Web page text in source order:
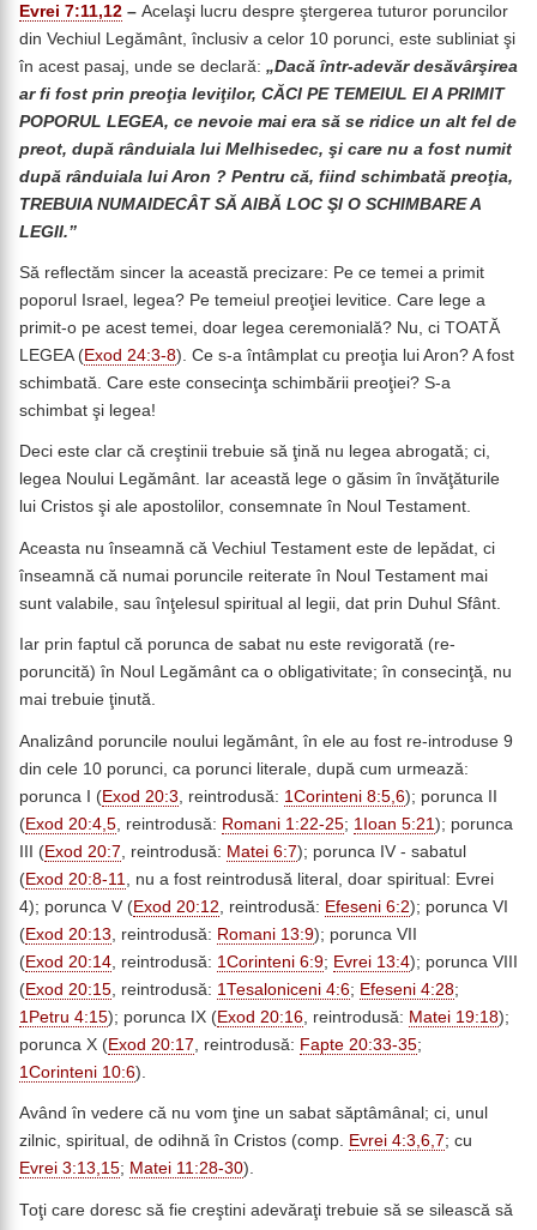
Evrei 7:11,12 – Acelaşi lucru despre ştergerea tuturor poruncilor
din Vechiul Legământ, înclusiv a celor 10 porunci, este subliniat şi
în acest pasaj, unde se declară: „Dacă într-adevăr desăvârşirea
ar fi fost prin preoţia leviţilor, CĂCI PE TEMEIUL EI A PRIMIT
POPORUL LEGEA, ce nevoie mai era să se ridice un alt fel de
preot, după rânduiala lui Melhisedec, şi care nu a fost numit
după rânduiala lui Aron ? Pentru că, fiind schimbată preoţia,
TREBUIA NUMAIDECÂT SĂ AIBĂ LOC ŞI O SCHIMBARE A
LEGII.”
Să reflectăm sincer la această precizare: Pe ce temei a primit
poporul Israel, legea? Pe temeiul preoţiei levitice. Care lege a
primit-o pe acest temei, doar legea ceremonială? Nu, ci TOATĂ
LEGEA (Exod 24:3-8). Ce s-a întâmplat cu preoţia lui Aron? A fost
schimbată. Care este consecinţa schimbării preoţiei? S-a
schimbat şi legea!
Deci este clar că creştinii trebuie să ţină nu legea abrogată; ci,
legea Noului Legământ. Iar această lege o găsim în învăţăturile
lui Cristos şi ale apostolilor, consemnate în Noul Testament.
Aceasta nu înseamnă că Vechiul Testament este de lepădat, ci
înseamnă că numai poruncile reiterate în Noul Testament mai
sunt valabile, sau înţelesul spiritual al legii, dat prin Duhul Sfânt.
Iar prin faptul că porunca de sabat nu este revigorată (re-
poruncită) în Noul Legământ ca o obligativitate; în consecinţă, nu
mai trebuie ţinută.
Analizând poruncile noului legământ, în ele au fost re-introduse 9
din cele 10 porunci, ca porunci literale, după cum urmează:
porunca I (Exod 20:3 , reintrodusă: 1Corinteni 8:5,6); porunca II
(Exod 20:4,5 , reintrodusă: Romani 1:22-25; 1Ioan 5:21 ); porunca
III (Exod 20:7 , reintrodusă: Matei 6:7); porunca IV - sabatul
(Exod 20:8-11
, nu a fost reintrodusă literal, doar spiritual: Evrei
4); porunca V (Exod 20:12 , reintrodusă: Efeseni 6:2); porunca VI
(Exod 20:13 , reintrodusă: Romani 13:9); porunca VII
(Exod 20:14 , reintrodusă: 1Corinteni 6:9; Evrei 13:4); porunca VIII
(Exod 20:15 , reintrodusă: 1Tesaloniceni 4:6; Efeseni 4:28;
1Petru 4:15); porunca IX (Exod 20:16 , reintrodusă: Matei 19:18);
porunca X (Exod 20:17 , reintrodusă: Fapte 20:33-35;
1Corinteni 10:6).
Având în vedere că nu vom ţine un sabat săptâmânal; ci, unul
zilnic, spiritual, de odihnă în Cristos (comp. Evrei 4:3,6,7; cu
Evrei 3:13,15; Matei 11:28-30).
Toţi care doresc să fie creştini adevăraţi trebuie să se silească să